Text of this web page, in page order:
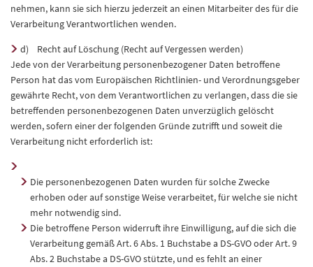
nehmen, kann sie sich hierzu jederzeit an einen Mitarbeiter des für die
Verarbeitung Verantwortlichen wenden.
d) Recht auf Löschung (Recht auf Vergessen werden)
Jede von der Verarbeitung personenbezogener Daten betroffene
Person hat das vom Europäischen Richtlinien- und Verordnungsgeber
gewährte Recht, von dem Verantwortlichen zu verlangen, dass die sie
betreffenden personenbezogenen Daten unverzüglich gelöscht
werden, sofern einer der folgenden Gründe zutrifft und soweit die
Verarbeitung nicht erforderlich ist:
Die personenbezogenen Daten wurden für solche Zwecke
erhoben oder auf sonstige Weise verarbeitet, für welche sie nicht
mehr notwendig sind.
Die betroffene Person widerruft ihre Einwilligung, auf die sich die
Verarbeitung gemäß Art. 6 Abs. 1 Buchstabe a DS-GVO oder Art. 9
Abs. 2 Buchstabe a DS-GVO stützte, und es fehlt an einer